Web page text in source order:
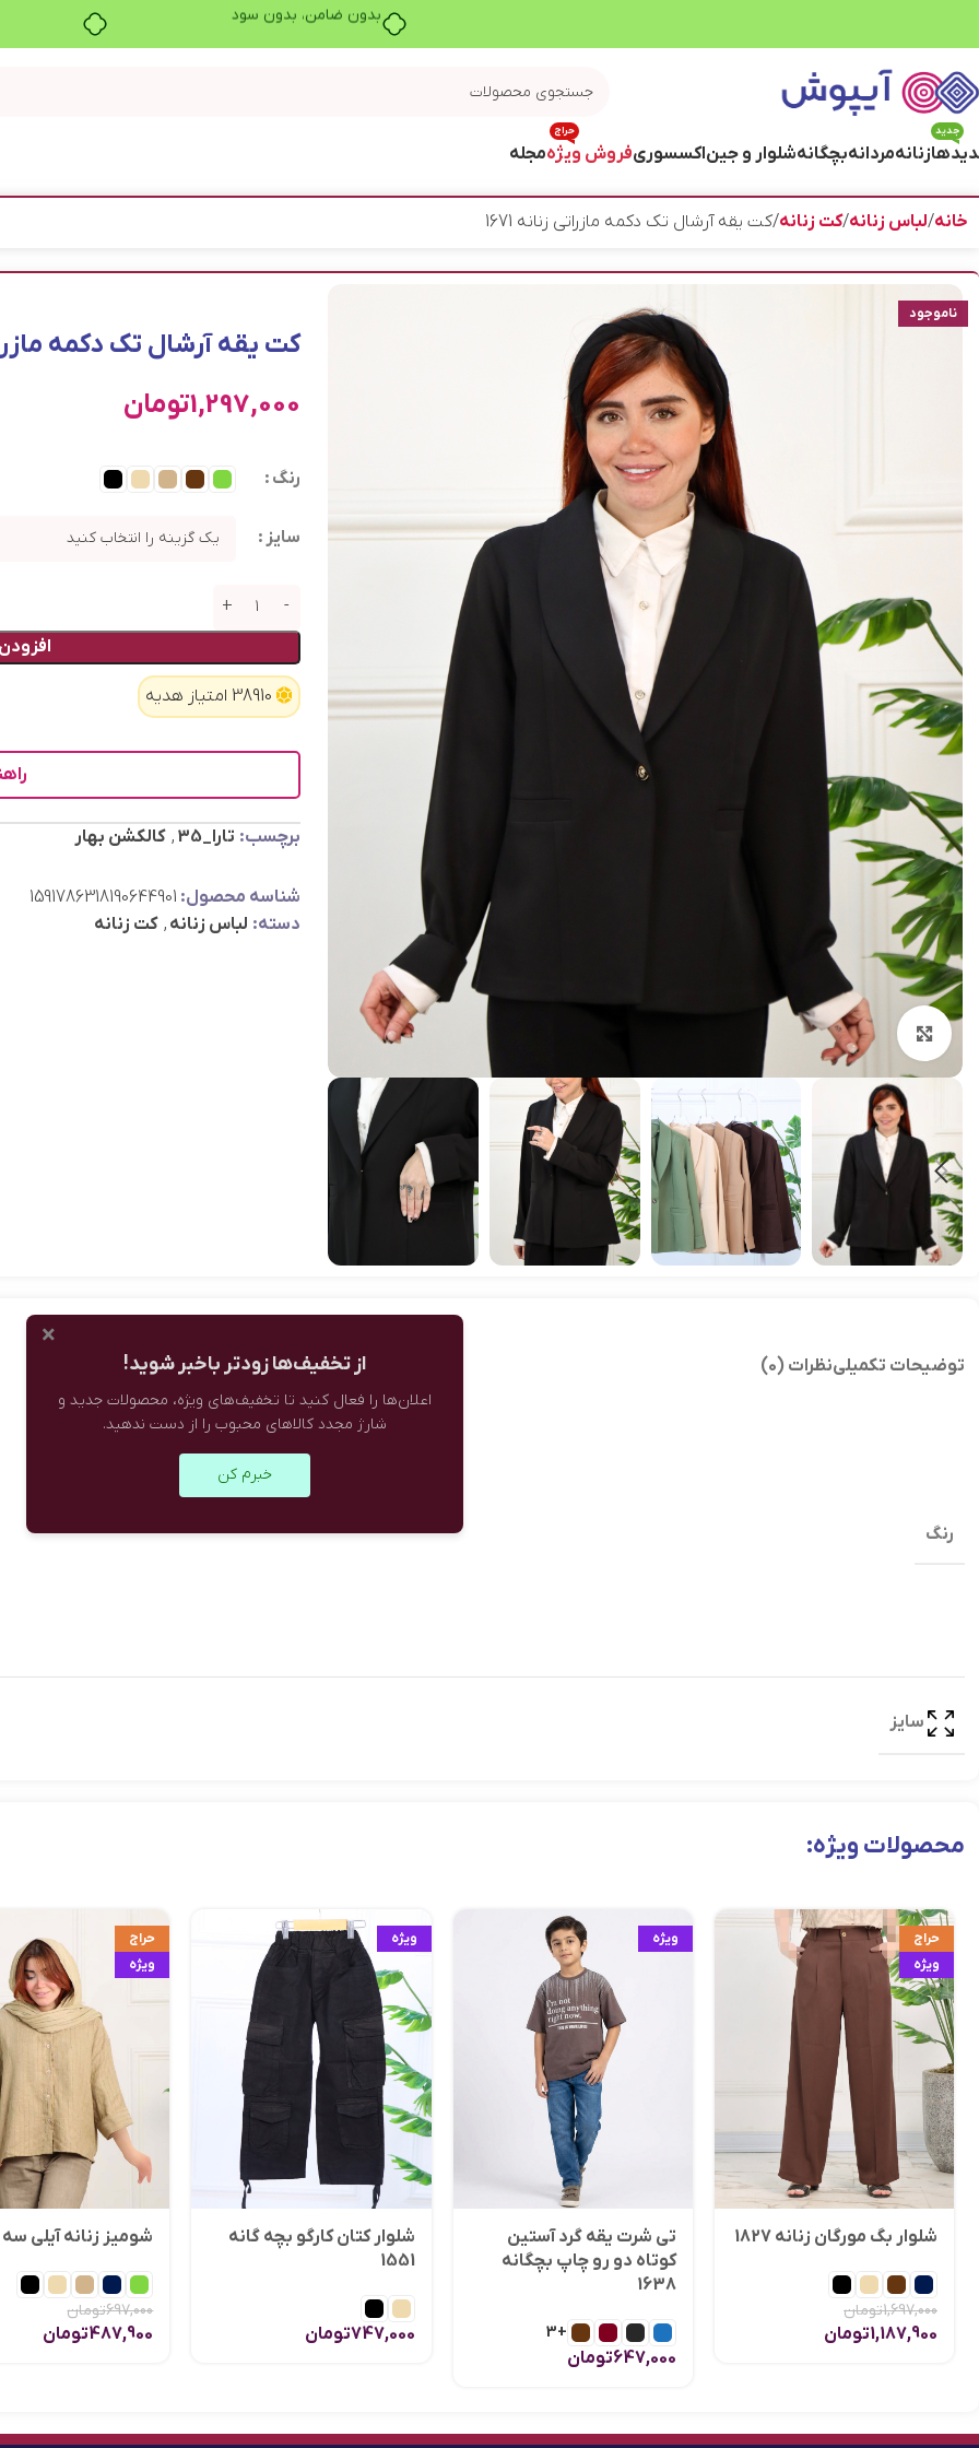
بدون ضامن، بدون سود
جدید
زنانهمردانهبچگانهشلوار و جیناکسسوریفروش ویژه
حراج
مجله
خانه لباس زنانه کت زنانه کت یقه آرشال تک دکمه مازراتی زنانه 1671
ناموجود
بزرگنمایی تصویر
کت یقه آرشال تک دکمه مازراتی
1,297,000تومان
رنگ
سایز
38910 امتیاز هدیه
برچسب: تارا_35 , کالکشن بهار
شناسه محصول: 1591786318190644901
دسته: لباس زنانه , کت زنانه
توضیحات تکمیلینظرات (0)
رنگ
سایز
محصولات ویژه:
حراج
ویژه
شلوار بگ مورگان زنانه 1827
1,697,000تومان
1,187,900تومان
ویژه
تی شرت یقه گرد آستین
کوتاه دو رو چاپ بچگانه
1638
+3
647,000تومان
ویژه
شلوار کتان کارگو بچه گانه
1551
747,000تومان
حراج
ویژه
شومیز زنانه آیلی سه 1919
697,000تومان
487,900تومان
×
از تخفیف‌ها زودتر باخبر شوید!
اعلان‌ها را فعال کنید تا تخفیف‌های ویژه، محصولات جدید و
شارژ مجدد کالاهای محبوب را از دست ندهید.
خبرم کن